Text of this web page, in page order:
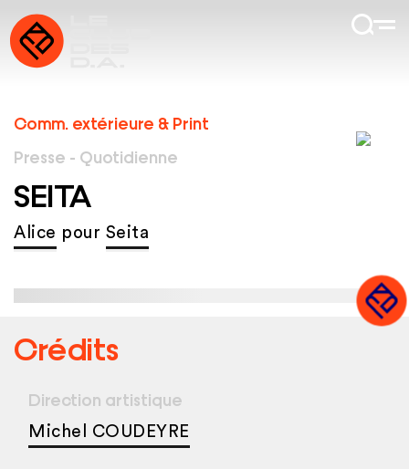
Comm. extérieure & Print
Presse - Quotidienne
SEITA
Alice pour Seita
Crédits
Direction artistique
Michel COUDEYRE